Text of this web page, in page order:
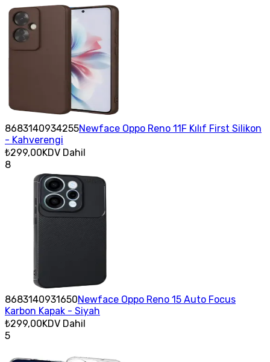
8683140934255Newface Oppo Reno 11F Kılıf First Silikon
- Kahverengi
₺299,00KDV Dahil
8
8683140931650Newface Oppo Reno 15 Auto Focus
Karbon Kapak - Siyah
₺299,00KDV Dahil
5